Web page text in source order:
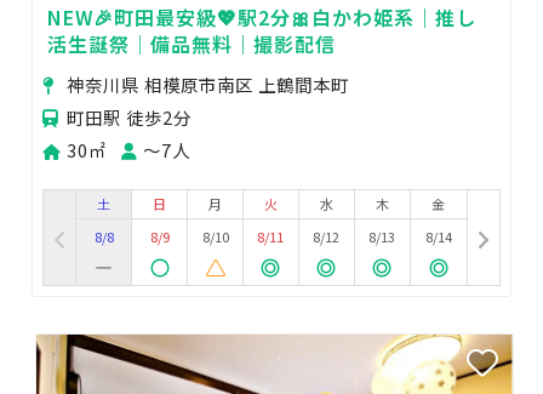
NEW🎉町田最安級💖駅2分🎀白かわ姫系｜推し
活生誕祭｜備品無料｜撮影配信
神奈川県 相模原市南区 上鶴間本町
町田駅 徒歩2分
30㎡
〜7人
土
8/8
日
8/9
月
8/10
火
8/11
水
8/12
木
8/13
金
8/14